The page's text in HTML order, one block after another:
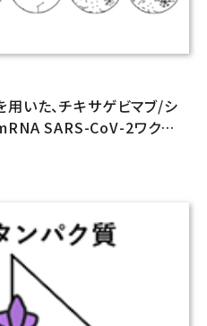
いた、チキサゲビマブ/シ
SARS-CoV-2ワクチン